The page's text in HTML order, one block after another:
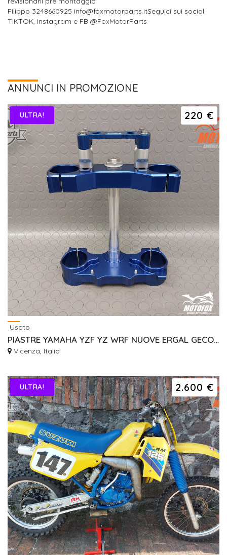
Filippo 3248660925 info@foxmotorparts.itSeguici sui social
TIKTOK, Instagram e FB @FoxMotorParts
ANNUNCI IN PROMOZIONE
220 €
ULTRA!
Usato
PIASTRE YAMAHA YZF YZ WRF NUOVE ERGAL GECO RISER
Vicenza, Italia
2.600 €
ULTRA!